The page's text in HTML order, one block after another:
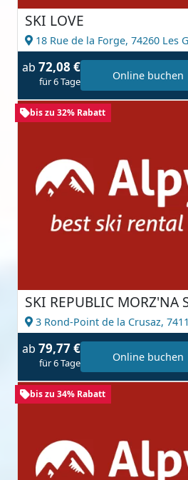
SKI LOVE
18 Rue de la Forge, 74260 Les
ab 72,08 €
für 6 Tage Online buchen
bis zu 32% Rabatt
SKI REPUBLIC MORZ'NA
3 Rond-Point de la Crusaz,
ab 79,77 €
für 6 Tage Online buchen
bis zu 34% Rabatt